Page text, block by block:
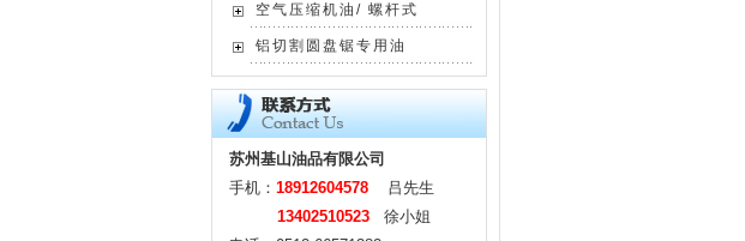
空气压缩机油/ 螺杆式
铝切割圆盘锯专用油
苏州基山油品有限公司
手机： 18912604578
吕先生
13402510523 徐小姐